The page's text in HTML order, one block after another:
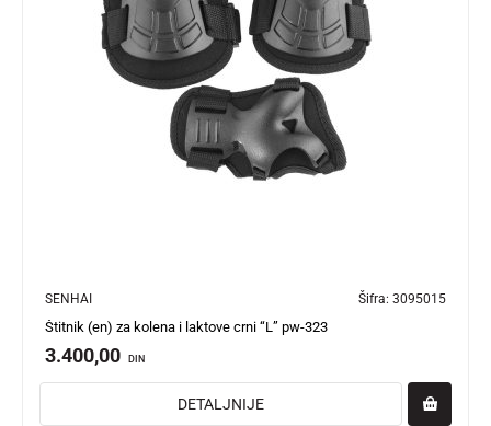
SENHAI Šifra: 3095015
Štitnik (en) za kolena i laktove crni “L” pw-323
3.400,00 DIN
DETALJNIJE